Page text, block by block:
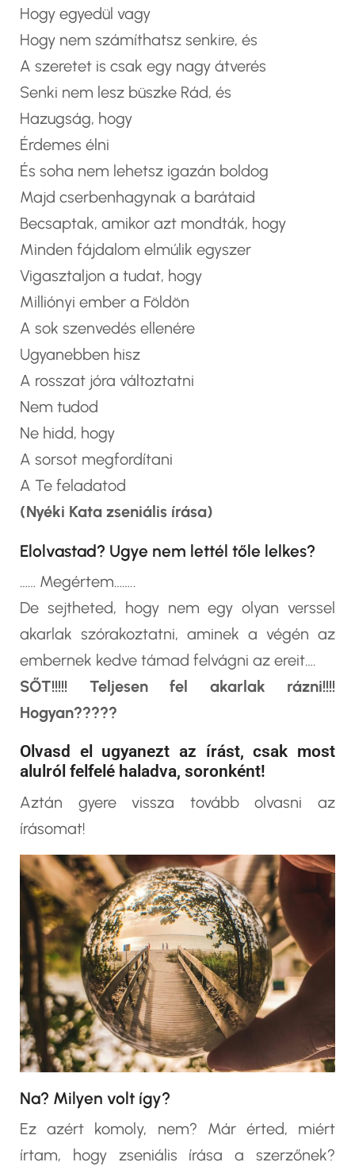
Hogy egyedül vagy
Hogy nem számíthatsz senkire, és
A szeretet is csak egy nagy átverés
Senki nem lesz büszke Rád, és
Hazugság, hogy
Érdemes élni
És soha nem lehetsz igazán boldog
Majd cserbenhagynak a barátaid
Becsaptak, amikor azt mondták, hogy
Minden fájdalom elmúlik egyszer
Vigasztaljon a tudat, hogy
Milliónyi ember a Földön
A sok szenvedés ellenére
Ugyanebben hisz
A rosszat jóra változtatni
Nem tudod
Ne hidd, hogy
A sorsot megfordítani
A Te feladatod
(Nyéki Kata zseniális írása)
Elolvastad? Ugye nem lettél tőle lelkes?
…… Megértem……..
De sejtheted, hogy nem egy olyan verssel
akarlak szórakoztatni, aminek a végén az
embernek kedve támad felvágni az ereit….
SŐT!!!!! Teljesen fel akarlak rázni!!!!
Hogyan?????
Olvasd el ugyanezt az írást, csak most
alulról felfelé haladva, soronként!
Aztán gyere vissza tovább olvasni az
írásomat!
Na? Milyen volt így?
Ez azért komoly, nem? Már érted, miért
írtam, hogy zseniális írása a szerzőnek?